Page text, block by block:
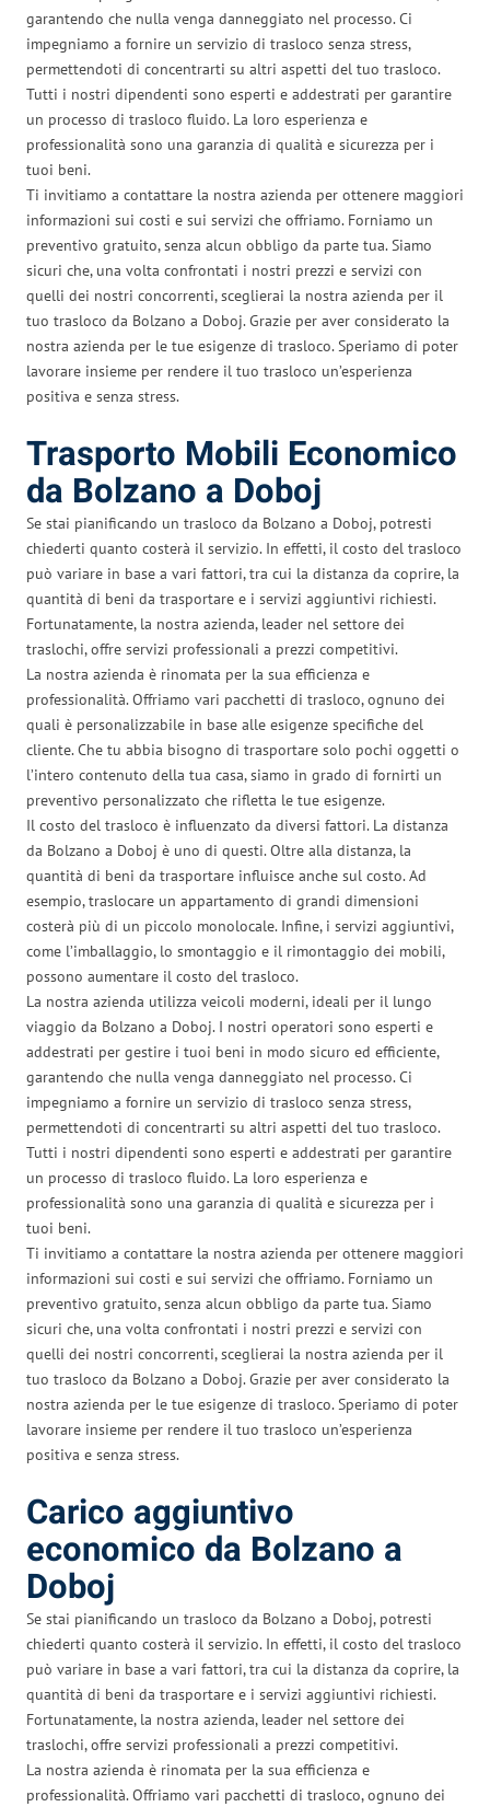
garantendo che nulla venga danneggiato nel processo. Ci
impegniamo a fornire un servizio di trasloco senza stress,
permettendoti di concentrarti su altri aspetti del tuo trasloco.
Tutti i nostri dipendenti sono esperti e addestrati per garantire
un processo di trasloco fluido. La loro esperienza e
professionalità sono una garanzia di qualità e sicurezza per i
tuoi beni.
Ti invitiamo a contattare la nostra azienda per ottenere maggiori
informazioni sui costi e sui servizi che offriamo. Forniamo un
preventivo gratuito, senza alcun obbligo da parte tua. Siamo
sicuri che, una volta confrontati i nostri prezzi e servizi con
quelli dei nostri concorrenti, sceglierai la nostra azienda per il
tuo trasloco da Bolzano a Doboj. Grazie per aver considerato la
nostra azienda per le tue esigenze di trasloco. Speriamo di poter
lavorare insieme per rendere il tuo trasloco un’esperienza
positiva e senza stress.
Trasporto Mobili Economico
da Bolzano a Doboj
Se stai pianificando un trasloco da Bolzano a Doboj, potresti
chiederti quanto costerà il servizio. In effetti, il costo del trasloco
può variare in base a vari fattori, tra cui la distanza da coprire, la
quantità di beni da trasportare e i servizi aggiuntivi richiesti.
Fortunatamente, la nostra azienda, leader nel settore dei
traslochi, offre servizi professionali a prezzi competitivi.
La nostra azienda è rinomata per la sua efficienza e
professionalità. Offriamo vari pacchetti di trasloco, ognuno dei
quali è personalizzabile in base alle esigenze specifiche del
cliente. Che tu abbia bisogno di trasportare solo pochi oggetti o
l’intero contenuto della tua casa, siamo in grado di fornirti un
preventivo personalizzato che rifletta le tue esigenze.
Il costo del trasloco è influenzato da diversi fattori. La distanza
da Bolzano a Doboj è uno di questi. Oltre alla distanza, la
quantità di beni da trasportare influisce anche sul costo. Ad
esempio, traslocare un appartamento di grandi dimensioni
costerà più di un piccolo monolocale. Infine, i servizi aggiuntivi,
come l’imballaggio, lo smontaggio e il rimontaggio dei mobili,
possono aumentare il costo del trasloco.
La nostra azienda utilizza veicoli moderni, ideali per il lungo
viaggio da Bolzano a Doboj. I nostri operatori sono esperti e
addestrati per gestire i tuoi beni in modo sicuro ed efficiente,
garantendo che nulla venga danneggiato nel processo. Ci
impegniamo a fornire un servizio di trasloco senza stress,
permettendoti di concentrarti su altri aspetti del tuo trasloco.
Tutti i nostri dipendenti sono esperti e addestrati per garantire
un processo di trasloco fluido. La loro esperienza e
professionalità sono una garanzia di qualità e sicurezza per i
tuoi beni.
Ti invitiamo a contattare la nostra azienda per ottenere maggiori
informazioni sui costi e sui servizi che offriamo. Forniamo un
preventivo gratuito, senza alcun obbligo da parte tua. Siamo
sicuri che, una volta confrontati i nostri prezzi e servizi con
quelli dei nostri concorrenti, sceglierai la nostra azienda per il
tuo trasloco da Bolzano a Doboj. Grazie per aver considerato la
nostra azienda per le tue esigenze di trasloco. Speriamo di poter
lavorare insieme per rendere il tuo trasloco un’esperienza
positiva e senza stress.
Carico aggiuntivo
economico da Bolzano a
Doboj
Se stai pianificando un trasloco da Bolzano a Doboj, potresti
chiederti quanto costerà il servizio. In effetti, il costo del trasloco
può variare in base a vari fattori, tra cui la distanza da coprire, la
quantità di beni da trasportare e i servizi aggiuntivi richiesti.
Fortunatamente, la nostra azienda, leader nel settore dei
traslochi, offre servizi professionali a prezzi competitivi.
La nostra azienda è rinomata per la sua efficienza e
professionalità. Offriamo vari pacchetti di trasloco, ognuno dei